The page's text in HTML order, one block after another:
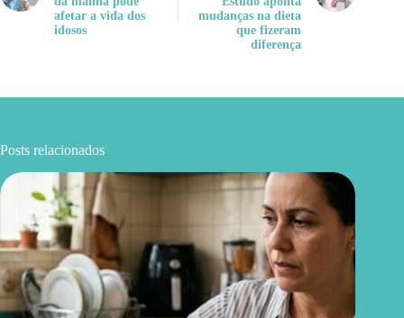
afetar a vida dos
idosos
mudanças na dieta
que fizeram
diferença
Posts relacionados